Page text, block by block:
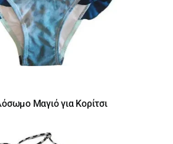
Μαγιό για Κορίτσι